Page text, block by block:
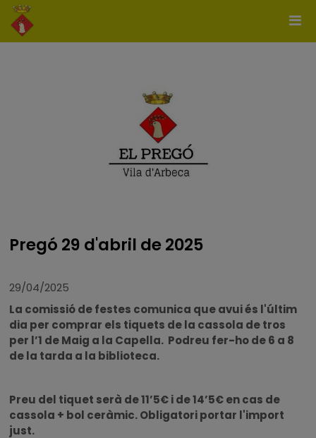
Pregó 29 d'abril de 2025
29/04/2025
La comissió de festes comunica que avui és l'últim
dia per comprar els tiquets de la cassola de tros
per l’1 de Maig a la Capella. Podreu fer-ho de 6 a 8
de la tarda a la biblioteca.
Preu del tiquet serà de 11’5€ i de 14’5€ en cas de
cassola + bol ceràmic. Obligatori portar l'import
just.